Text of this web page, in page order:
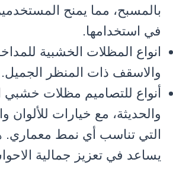
بالمسبح، مما يمنح
في استخدامها.
انواع المظلات الخشبية
والاسقف ذات المنظر الجميل.
أنواع للتصاميم مظلات خشبي
والحديثة، مع خيارات للألوان
التي تناسب أي نمط معماري.
يساعد في تعزيز جمالية